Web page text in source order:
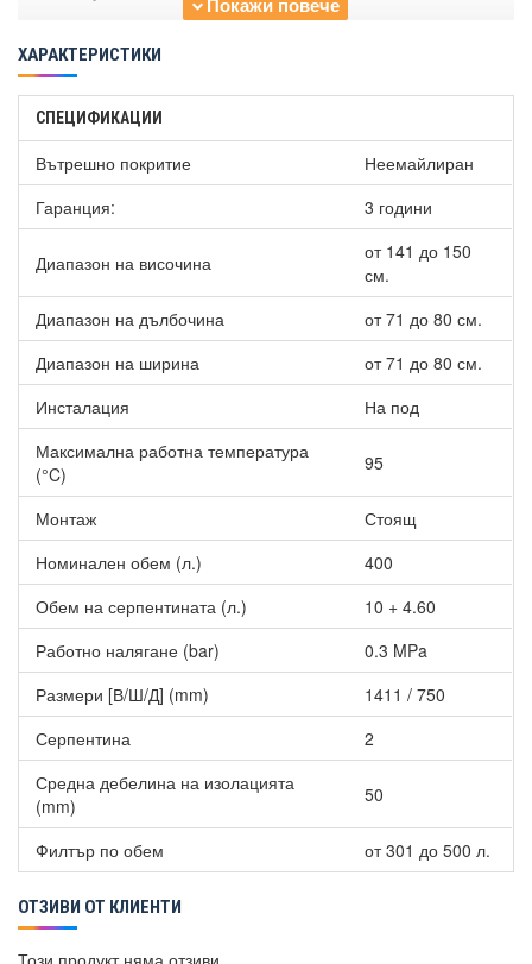
- 4+5 Вход/Изход;
- Изход за източване.
ХАРАКТЕРИСТИКИ
СПЕЦИФИКАЦИИ
Вътрешно покритие
Неемайлиран
Гаранция:
3 години
Диапазон на височина
от 141 до 150
см.
Диапазон на дълбочина
от 71 до 80 см.
Диапазон на ширина
от 71 до 80 см.
Инсталация
На под
Максимална работна температура
(°C)
95
Монтаж
Стоящ
Номинален обем (л.)
400
Обем на серпентината (л.)
10 + 4.60
Работно налягане (bar)
0.3 MPa
Размери [В/Ш/Д] (mm)
1411 / 750
Серпентина
2
Средна дебелина на изолацията
(mm)
50
Филтър по обем от 301 до 500 л.
ОТЗИВИ ОТ КЛИЕНТИ
Този продукт няма отзиви.